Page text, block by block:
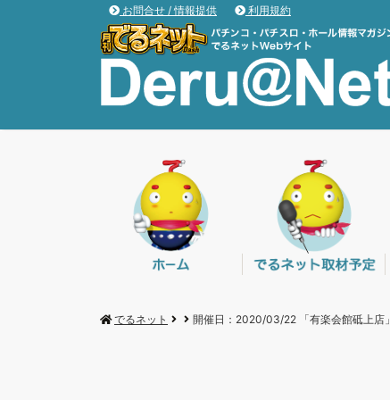
お問合せ / 情報提供 利用規約
でるネット 開催日：2020/03/22 「有楽会館砥上店」